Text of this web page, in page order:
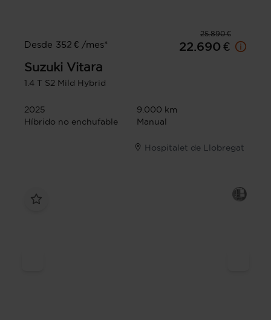
25.890 €
Desde 352 € /mes*
22.690 €
Suzuki Vitara
1.4 T S2 Mild Hybrid
2025
9.000 km
Híbrido no enchufable
Manual
Hospitalet de Llobregat